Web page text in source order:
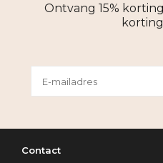
Ontvang 15%
Contact